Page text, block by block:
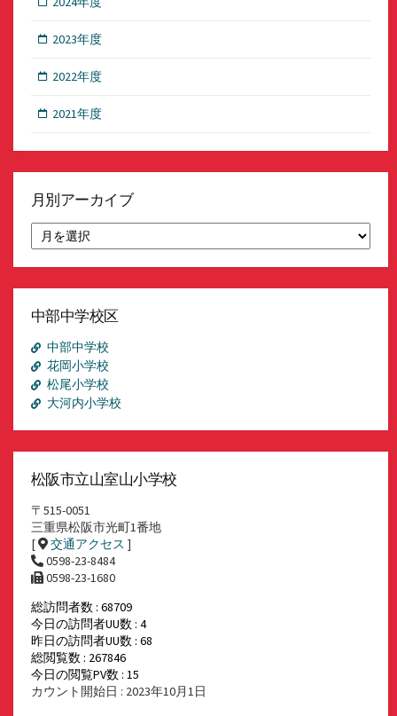
2023年度
2022年度
2021年度
月別アーカイブ
別
ア
イ
中部中学校区
中部中学校
花岡小学校
松尾小学校
大河内小学校
松阪市立山室山小学校
〒515-0051
三重県松阪市光町1番地
[
交通アクセス ]
0598-23-8484
0598-23-1680
総訪問者数 : 68709
今日の訪問者UU数 : 4
昨日の訪問者UU数 : 68
総閲覧数 : 267846
今日の閲覧PV数 : 15
カウント開始日 : 2023年10月1日